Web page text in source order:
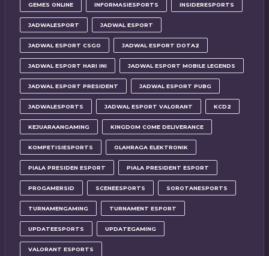
GEMES ONLINE INFORMASIESPORTS INSIDERESPORTS
JADWALESPORT JADWAL ESPORT
JADWAL ESPORT CSGO JADWAL ESPORT DOTA2
JADWAL ESPORT HARI INI JADWAL ESPORT MOBILE LEGENDS
JADWAL ESPORT PRESIDENT JADWAL ESPORT PUBG
JADWALESPORTS JADWAL ESPORT VALORANT KCD2
KEJUARAANGAMING KINGDOM COME DELIVERANCE
KOMPETISIESPORTS OLAHRAGA ELEKTRONIK
PIALA PRESIDEN ESPORT PIALA PRESIDENT ESPORT
PROGAMERSID SCENEESPORTS SOROTANESPORTS
TURNAMENGAMING TURNAMENT ESPORT
UPDATEESPORTS UPDATEGAMING
VALORANT ESPORTS